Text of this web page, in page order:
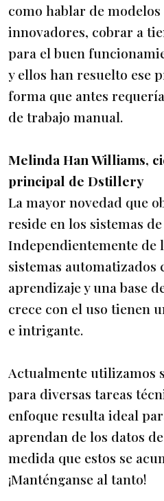
como hablar de
innovadores, cobrar a
para el buen
y ellos han resuelto ese
forma que antes
de trabajo manual.
Melinda Han Williams,
principal de Dstillery
La mayor novedad que
reside en los sistemas
Independientemente de
sistemas automatizados
aprendizaje y una base
crece con el uso tienen
e intrigante.
Actualmente utilizamos
para diversas tareas
enfoque resulta ideal
aprendan de los datos
medida que estos se
¡Manténganse al tanto!